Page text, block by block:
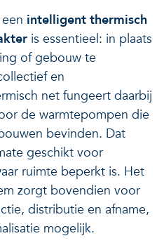
intelligent thermisch
is essentieel: in plaats
of gebouw te
en
net fungeert daarbij
de warmtepompen die
bevinden. Dat
geschikt voor
ruimte beperkt is. Het
zorgt bovendien voor
distributie en afname,
mogelijk.